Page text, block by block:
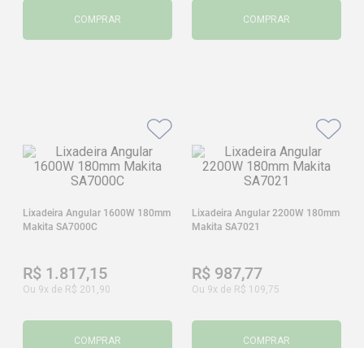
COMPRAR COMPRAR
Lixadeira Angular 1600W 180mm
Makita SA7000C
R$ 1.817,15
Ou 9x de R$ 201 ,90
COMPRAR
Lixadeira Angular 2200W 180mm
Makita SA7021
R$ 987,77
Ou 9x de R$ 109,75
COMPRAR